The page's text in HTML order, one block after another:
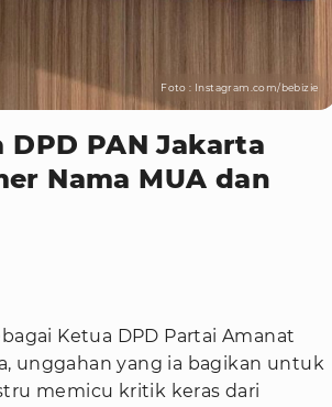
Foto : Instagram.com/bebizie
PAN Jakarta
Nama MUA dan
Ketua DPD Partai Amanat
unggahan yang ia bagikan untuk
memicu kritik keras dari